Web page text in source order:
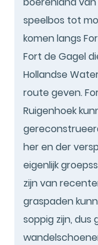
speelbos tot
komen langs
Fort de Gagel
Hollandse
route geven.
Ruigenhoek
her en der
eigenlijk
zijn van
graspaden
soppig zijn,